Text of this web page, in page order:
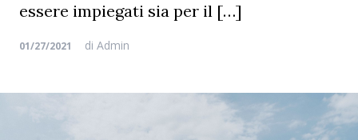
essere impiegati sia per il […]
01/27/2021 di Admin